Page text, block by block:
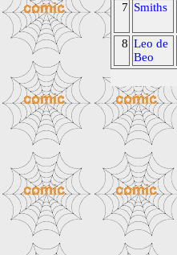
7 Smiths
8 Leo de
Beo